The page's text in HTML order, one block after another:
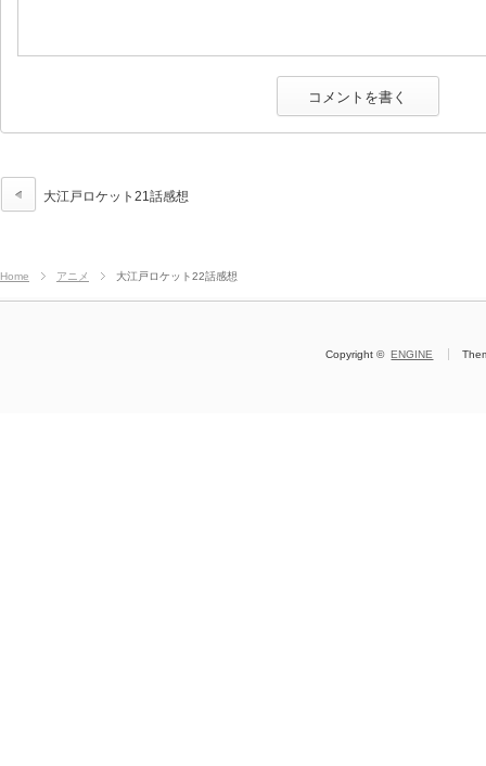
大江戸ロケット21話感想
Home アニメ 大江戸ロケット22話感想
Copyright ©ENGINE